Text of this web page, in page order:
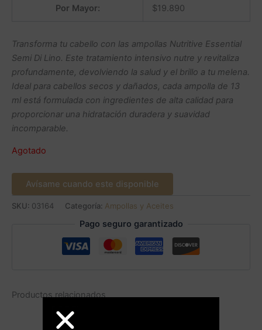
Por Mayor: $19.890
Transforma tu cabello con las ampollas Nutritive Essential
Semi Di Lino. Este tratamiento intensivo nutre y revitaliza
profundamente, devolviendo la salud y el brillo a tu melena.
Ideal para cabellos secos y dañados, cada ampolla de 13
ml está formulada con ingredientes de alta calidad para
proporcionar una hidratación duradera y suavidad
incomparable.
Agotado
Avísame cuando este disponible
SKU: 03164 Categoría: Ampollas y Aceites
Pago seguro garantizado
Productos relacionados